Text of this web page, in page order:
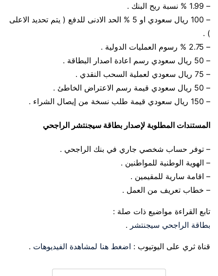
– 1.99 % نسبة ربح البنك .
– 100 ريال سعودي او 5 % الحد الادنى للدفع ( يتم تحديد الاعلى
) .
– 2.75 % رسوم العمليات الدولية .
– 50 ريال سعودي رسم اعادة اصدار البطاقة .
– 75 ريال سعودي لعملية السحب النقدي .
– 50 ريال سعودي قيمة رسم الاعتراض الخاطئ .
– 150 ريال سعودي قيمة طلب نسخة من إيصال الشراء .
المستندات المطلوبة لإصدار بطاقة سيجنتشر الراجحي
– توفر حساب شخصي جاري في بنك الراجحي .
– الهوية الوطنية للمواطنين .
– اقامة سارية للمقيمين .
– خطاب تعريف من العمل .
تابع القراءة مواضيع ذات صلة :
بطاقة الراجحي سيجنتشر .
قناة ثري على اليوتيوب : اضغط هنا لمشاهدة الفيديوهات .